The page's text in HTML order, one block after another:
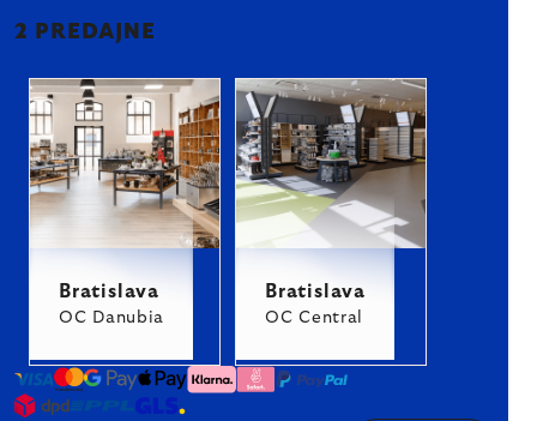
2 PREDAJNE
Bratislava
OC Danubia
Bratislava
OC Central